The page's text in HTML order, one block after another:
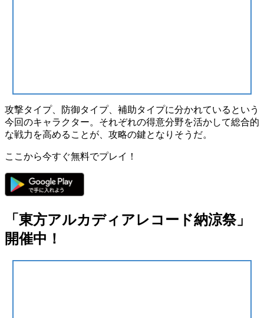
攻撃タイプ、防御タイプ、補助タイプに分かれているという
今回のキャラクター。それぞれの得意分野を活かして総合的
な戦力を高めることが、攻略の鍵となりそうだ。
ここから今すぐ無料でプレイ！
「東方アルカディアレコード納涼祭」
開催中！